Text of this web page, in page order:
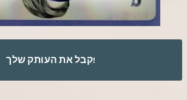
קבל את העותק שלך!